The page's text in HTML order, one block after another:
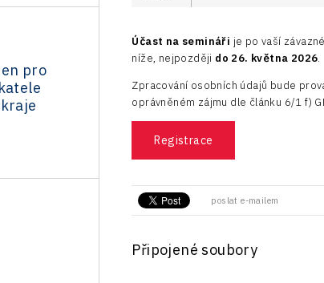
pro
Účast na semináři je po vaší
níže, nejpozději do 26. května 2026.
Zpracování osobních údajů bude
oprávněném zájmu dle článku 6/1 f)
Registrace
poslat e-mailem
Připojené soubory